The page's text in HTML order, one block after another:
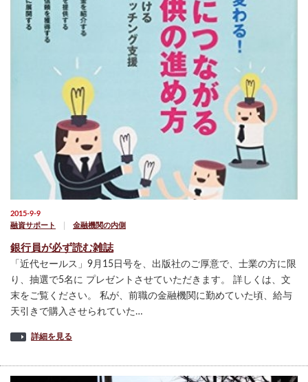
2015-9-9
融資サポート
金融機関の内側
銀行員が必ず読む雑誌
「近代セールス」9月15日号を、出版社のご厚意で、士業の方に限
り、抽選で5名に プレゼントさせていただきます。 詳しくは、文
末をご覧ください。 私が、前職の金融機関に勤めていた頃、給与
天引きで購入させられていた…
詳細を見る